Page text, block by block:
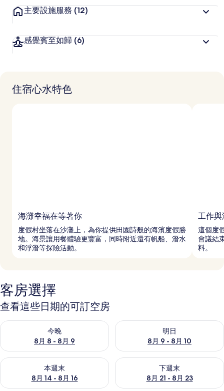
主要設施服務 (12)
感覺賓至如歸 (6)
住宿心水特色
海灘幸福在等著你
度假村坐落在沙灘上，為你提供田園詩般的海濱度假勝
地。海景讓用餐體驗更豐富，同時附近還有帆船、潛水
和浮潛等探險活動。
工作
這個度
會議結
料。
客房選擇
查看這些日期的可訂空房
今晚
8月 8 - 8月 9
查看今晚 8月 8 - 8月 9的可訂空房
明日
8月 9 - 8月 10
查看明日 8月 9 - 8月 10的可訂
本週末
8月 14 - 8月 16
查看本週末 8月 14 - 8月 16的可訂空房
下週末
8月 21 - 8月 23
查看下週末 8月 21 - 8月 23的